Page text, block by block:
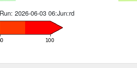
Run: 2026-06-03 06:Jun:rd